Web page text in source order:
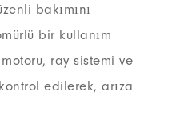
bakımını
bir kullanım
ray sistemi ve
edilerek, arıza